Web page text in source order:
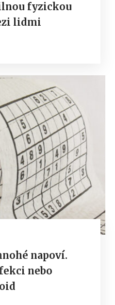
fyzickou
lidmi
napoví.
nebo